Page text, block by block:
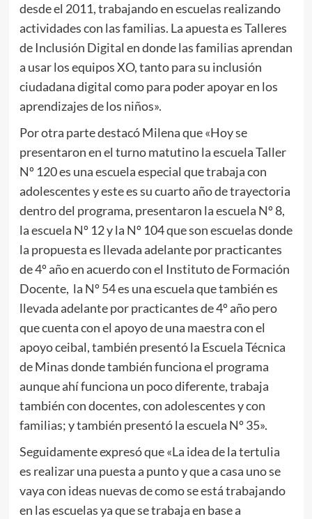
desde el 2011, trabajando en escuelas realizando
actividades con las familias. La apuesta es Talleres
de Inclusión Digital en donde las familias aprendan
a usar los equipos XO, tanto para su inclusión
ciudadana digital como para poder apoyar en los
aprendizajes de los niños».
Por otra parte destacó Milena que «Hoy se
presentaron en el turno matutino la escuela Taller
Nº 120 es una escuela especial que trabaja con
adolescentes y este es su cuarto año de trayectoria
dentro del programa, presentaron la escuela Nº 8,
la escuela Nº 12 y la Nº 104 que son escuelas donde
la propuesta es llevada adelante por practicantes
de 4º año en acuerdo con el Instituto de Formación
Docente, la Nº 54 es una escuela que también es
llevada adelante por practicantes de 4º año pero
que cuenta con el apoyo de una maestra con el
apoyo ceibal, también presentó la Escuela Técnica
de Minas donde también funciona el programa
aunque ahí funciona un poco diferente, trabaja
también con docentes, con adolescentes y con
familias; y también presentó la escuela Nº 35».
Seguidamente expresó que «La idea de la tertulia
es realizar una puesta a punto y que a casa uno se
vaya con ideas nuevas de como se está trabajando
en las escuelas ya que se trabaja en base a